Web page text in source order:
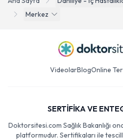
Merkez
VideolarBlogOnline
SERTİFİKA VE
Doktorsitesi.com Sağlık Bakanlığı
platformudur. Sertifikaları ile